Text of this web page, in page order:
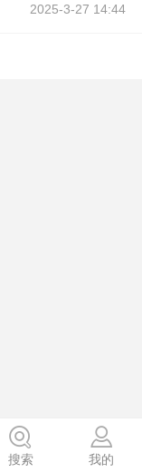
2025-3-27 14:44
搜索 我的